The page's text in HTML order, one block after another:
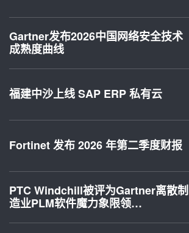
Gartner发布2026中国网络安全技术
成熟度曲线
福建中沙上线 SAP ERP 私有云
Fortinet 发布 2026 年第二季度财报
PTC Windchill被评为Gartner离散制
造业PLM软件魔力象限领…